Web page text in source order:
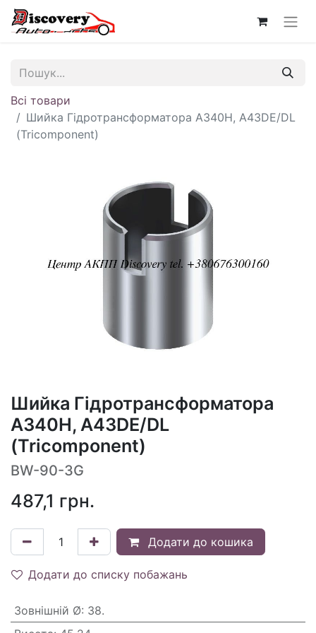
Всі товари
Шийка Гідротрансформатора A340H, A43DE/DL
(Tricomponent)
Шийка Гідротрансформатора
A340H, A43DE/DL
(Tricomponent)
BW-90-3G
487,1 грн.
Додати до кошика
Додати до списку побажань
Зовнішній Ø: 38.